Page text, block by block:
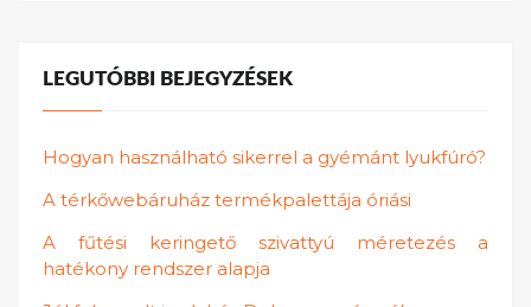
LEGUTÓBBI BEJEGYZÉSEK
Hogyan használható sikerrel a gyémánt lyukfúró?
A térkőwebáruház termékpalettája óriási
A fűtési keringető szivattyú méretezés a
hatékony rendszer alapja